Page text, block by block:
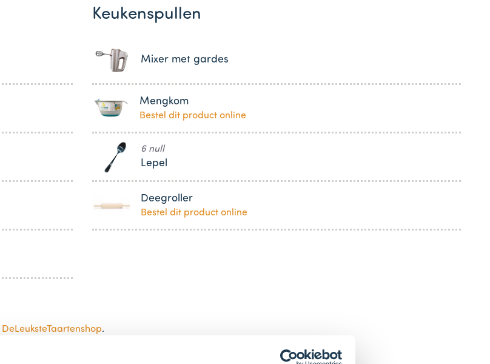
Keukenspullen
Mixer met gardes
Mengkom
Bestel dit product online
6 null
Lepel
Deegroller
Bestel dit product online
DeLeuksteTaartenshop.